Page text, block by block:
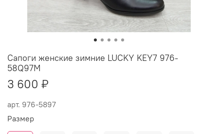
арт. 976-5897
Сапоги женские зимние LUCKY KEY7 976-
58Q97M
3 600 ₽
Размер